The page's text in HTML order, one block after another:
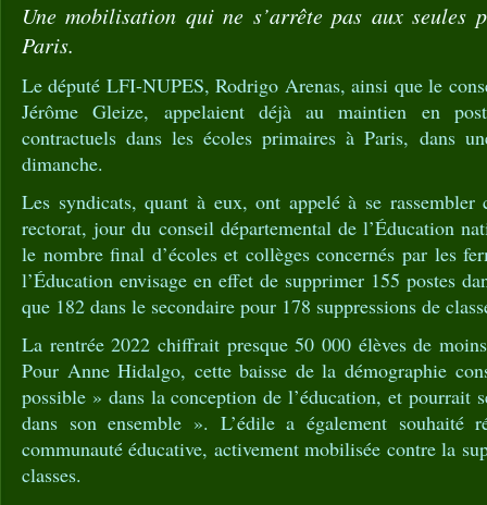
Une mobilisation qui ne s’arrête pas aux seules
Paris.
Le député LFI-NUPES, Rodrigo Arenas, ainsi que le
Jérôme Gleize, appelaient déjà au maintien en
contractuels dans les écoles primaires à Paris, dans
dimanche.
Les syndicats, quant à eux, ont appelé à se
rectorat, jour du conseil départemental de l’Éducation
le nombre final d’écoles et collèges concernés par les
l’Éducation envisage en effet de supprimer 155 postes
que 182 dans le secondaire pour 178 suppressions de
La rentrée 2022 chiffrait presque 50 000 élèves de
Pour Anne Hidalgo, cette baisse de la démographie
possible » dans la conception de l’éducation, et pourrait
dans son ensemble ». L’édile a également souhaité
communauté éducative, activement mobilisée contre la
classes.